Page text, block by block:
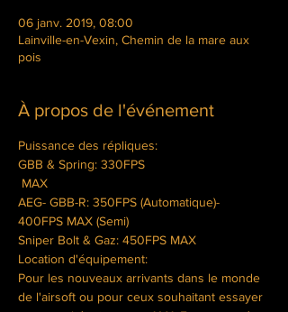
06 janv. 2019, 08:00
Lainville-en-Vexin, Chemin de la mare aux
pois
À propos de l'événement
GBB & Spring: 330FPS
MAX
AEG- GBB-R: 350FPS (Automatique)-
Sniper Bolt & Gaz: 450FPS MAX
Location d'équipement:
Pour les nouveaux arrivants dans le monde
de l'airsoft ou pour ceux souhaitant essayer